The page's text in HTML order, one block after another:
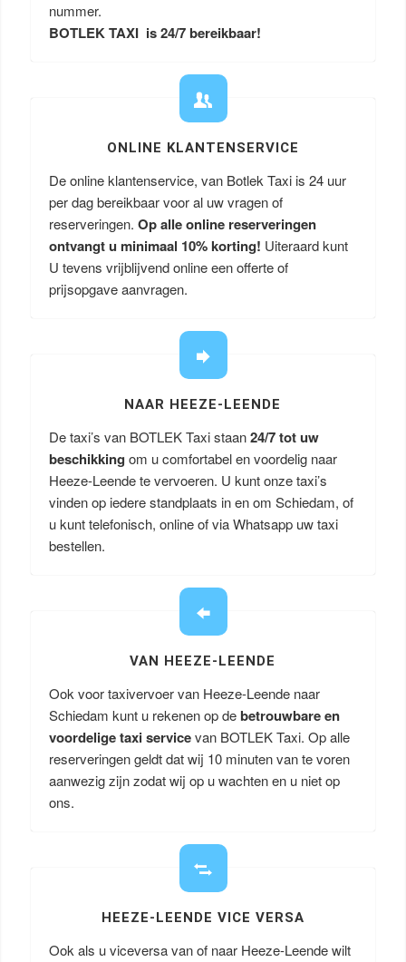
nummer.
BOTLEK TAXI is 24/7 bereikbaar!
ONLINE KLANTENSERVICE
De online klantenservice, van Botlek Taxi is 24 uur
per dag bereikbaar voor al uw vragen of
reserveringen. Op alle online reserveringen
ontvangt u minimaal 10% korting! Uiteraard kunt
U tevens vrijblijvend online een offerte of
prijsopgave aanvragen.
NAAR HEEZE-LEENDE
De taxi’s van BOTLEK Taxi staan24/7 tot uw
beschikking om u comfortabel en voordelig naar
Heeze-Leende te vervoeren. U kunt onze taxi’s
vinden op iedere standplaats in en om Schiedam, of
u kunt telefonisch, online of via Whatsapp uw taxi
bestellen.
VAN HEEZE-LEENDE
Ook voor taxivervoer van Heeze-Leende naar
Schiedam kunt u rekenen op debetrouwbare en
voordelige taxi servicevan BOTLEK Taxi. Op alle
reserveringen geldt dat wij 10 minuten van te voren
aanwezig zijn zodat wij op u wachten en u niet op
ons.
HEEZE-LEENDE VICE VERSA
Ook als u viceversa van of naar Heeze-Leende wilt